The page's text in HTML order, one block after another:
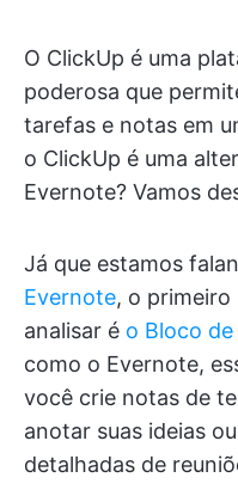
O ClickUp é uma
poderosa que
tarefas e notas em
o ClickUp é uma
Evernote? Vamos
Já que estamos
Evernote, o primeiro
analisar é o Bloco
como o Evernote,
você crie notas de
anotar suas ideias
detalhadas de